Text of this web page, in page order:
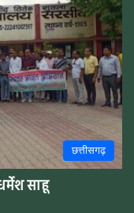
छत्तीसगढ़
साहू